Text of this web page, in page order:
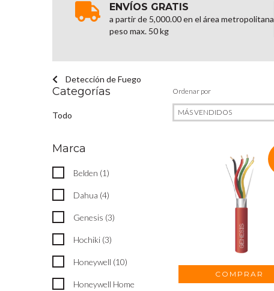
ENVÍOS GRATIS
a partir de 5,000.00 en el área metropolitana
peso max. 50 kg
Detección de Fuego
Categorías
Todo
Marca
Belden (1)
Dahua (4)
Genesis (3)
Hochiki (3)
Honeywell (10)
Honeywell Home
Ordenar por